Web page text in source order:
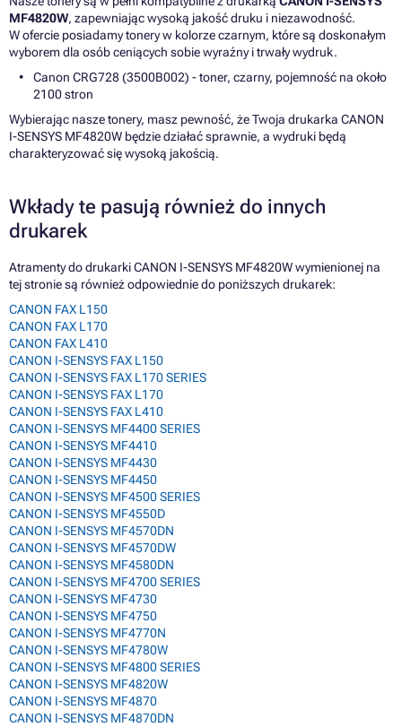
MF4820W, zapewniając wysoką jakość druku i niezawodność.
W ofercie posiadamy tonery w kolorze czarnym, które są doskonałym
wyborem dla osób ceniących sobie wyraźny i trwały wydruk.
Canon CRG728 (3500B002) - toner, czarny, pojemność na około
2100 stron
Wybierając nasze tonery, masz pewność, że Twoja drukarka CANON
I-SENSYS MF4820W będzie działać sprawnie, a wydruki będą
charakteryzować się wysoką jakością.
Wkłady te pasują również do innych
drukarek
Atramenty do drukarki CANON I-SENSYS MF4820W wymienionej na
tej stronie są również odpowiednie do poniższych drukarek:
CANON FAX L150
CANON FAX L170
CANON FAX L410
CANON I-SENSYS FAX L150
CANON I-SENSYS FAX L170 SERIES
CANON I-SENSYS FAX L170
CANON I-SENSYS FAX L410
CANON I-SENSYS MF4400 SERIES
CANON I-SENSYS MF4410
CANON I-SENSYS MF4430
CANON I-SENSYS MF4450
CANON I-SENSYS MF4500 SERIES
CANON I-SENSYS MF4550D
CANON I-SENSYS MF4570DN
CANON I-SENSYS MF4570DW
CANON I-SENSYS MF4580DN
CANON I-SENSYS MF4700 SERIES
CANON I-SENSYS MF4730
CANON I-SENSYS MF4750
CANON I-SENSYS MF4770N
CANON I-SENSYS MF4780W
CANON I-SENSYS MF4800 SERIES
CANON I-SENSYS MF4820W
CANON I-SENSYS MF4870
CANON I-SENSYS MF4870DN